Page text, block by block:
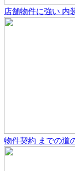
店舗物件に強い 内
物件契約 までの道